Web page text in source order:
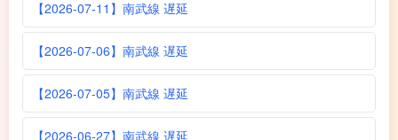
【2026-07-11】南武線 遅延
【2026-07-06】南武線 遅延
【2026-07-05】南武線 遅延
【2026-06-27】南武線 遅延